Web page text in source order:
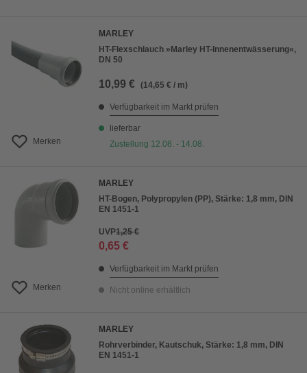
Merken
MARLEY
HT-Flexschlauch »Marley HT-Innenentwässerung«,
DN 50
10,99 € (14,65 € / m)
Verfügbarkeit im Markt prüfen
lieferbar
Zustellung 12.08. - 14.08.
Merken
MARLEY
HT-Bogen, Polypropylen (PP), Stärke: 1,8 mm, DIN
EN 1451-1
UVP1,25 €
0,65 €
Verfügbarkeit im Markt prüfen
Nicht online erhältlich
MARLEY
Rohrverbinder, Kautschuk, Stärke: 1,8 mm, DIN
EN 1451-1